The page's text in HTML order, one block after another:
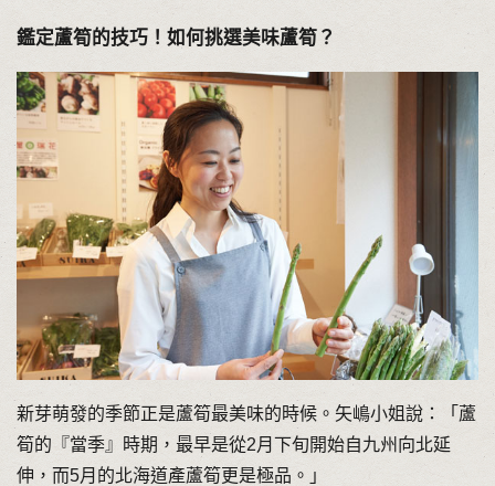
鑑定蘆筍的技巧！如何挑選美味蘆筍？
新芽萌發的季節正是蘆筍最美味的時候。矢嶋小姐說：「蘆
筍的『當季』時期，最早是從2月下旬開始自九州向北延
伸，而5月的北海道產蘆筍更是極品。」